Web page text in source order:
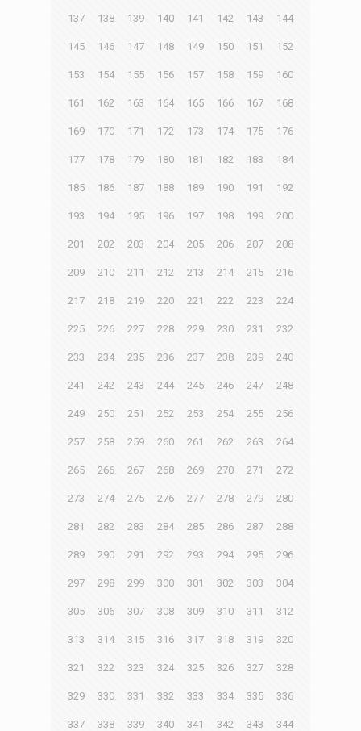
137 138 139 140 141 142 143 144
145 146 147 148 149 150 151 152
153 154 155 156 157 158 159 160
161 162 163 164 165 166 167 168
169 170 171 172 173 174 175 176
177 178 179 180 181 182 183 184
185 186 187 188 189 190 191 192
193 194 195 196 197 198 199 200
201 202 203 204 205 206 207 208
209 210 211 212 213 214 215 216
217 218 219 220 221 222 223 224
225 226 227 228 229 230 231 232
233 234 235 236 237 238 239 240
241 242 243 244 245 246 247 248
249 250 251 252 253 254 255 256
257 258 259 260 261 262 263 264
265 266 267 268 269 270 271 272
273 274 275 276 277 278 279 280
281 282 283 284 285 286 287 288
289 290 291 292 293 294 295 296
297 298 299 300 301 302 303 304
305 306 307 308 309 310 311 312
313 314 315 316 317 318 319 320
321 322 323 324 325 326 327 328
329 330 331 332 333 334 335 336
337 338 339 340 341 342 343 344